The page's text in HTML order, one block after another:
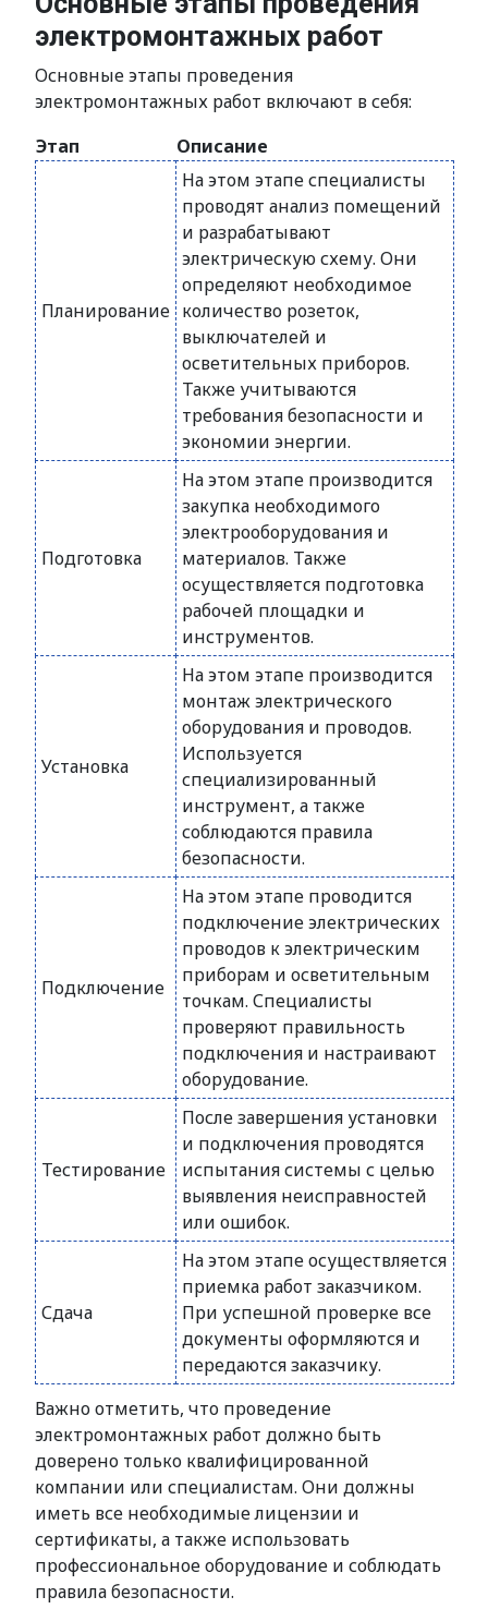
электромонтажных работ
Основные этапы проведения
электромонтажных работ включают в себя:
Этап
Описание
Планирование
На этом этапе специалисты
проводят анализ помещений
и разрабатывают
электрическую схему. Они
определяют необходимое
количество розеток,
выключателей и
осветительных приборов.
Также учитываются
требования безопасности и
экономии энергии.
Подготовка
На этом этапе производится
закупка необходимого
электрооборудования и
материалов. Также
осуществляется подготовка
рабочей площадки и
инструментов.
Установка
На этом этапе производится
монтаж электрического
оборудования и проводов.
Используется
специализированный
инструмент, а также
соблюдаются правила
безопасности.
Подключение
На этом этапе проводится
подключение электрических
проводов к электрическим
приборам и осветительным
точкам. Специалисты
проверяют правильность
подключения и настраивают
оборудование.
Тестирование
После завершения установки
и подключения проводятся
испытания системы с целью
выявления неисправностей
или ошибок.
Сдача
На этом этапе осуществляется
приемка работ заказчиком.
При успешной проверке все
документы оформляются и
передаются заказчику.
Важно отметить, что проведение
электромонтажных работ должно быть
доверено только квалифицированной
компании или специалистам. Они должны
иметь все необходимые лицензии и
сертификаты, а также использовать
профессиональное оборудование и соблюдать
правила безопасности.